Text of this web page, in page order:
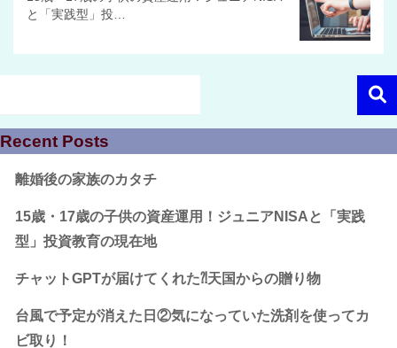
と「実践型」投…
Recent Posts
離婚後の家族のカタチ
15歳・17歳の子供の資産運用！ジュニアNISAと「実践
型」投資教育の現在地
チャットGPTが届けてくれた⁈天国からの贈り物
台風で予定が消えた日②気になっていた洗剤を使ってカ
ビ取り！